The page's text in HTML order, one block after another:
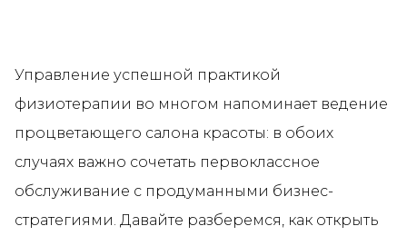
Управление успешной практикой
физиотерапии во многом напоминает ведение
процветающего салона красоты: в обоих
случаях важно сочетать первоклассное
обслуживание с продуманными бизнес-
стратегиями. Давайте разберемся, как открыть